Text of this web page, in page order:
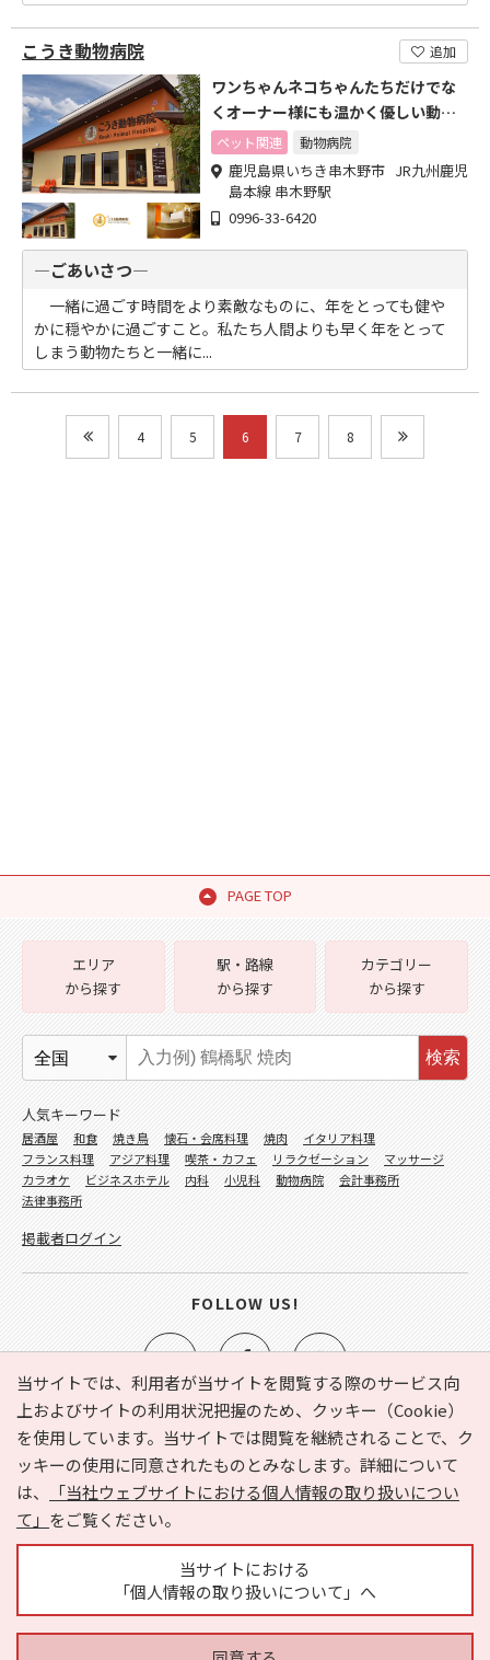
こうき動物病院 追加
ワンちゃんネコちゃんたちだけでな
くオーナー様にも温かく優しい動物
病院
ペット関連 動物病院
鹿児島県いちき串木野市 JR九州鹿児
島本線 串木野駅
0996-33-6420
―ごあいさつ―
一緒に過ごす時間をより素敵なものに、年をとっても健や
かに穏やかに過ごすこと。私たち人間よりも早く年をとって
しまう動物たちと一緒に...
4 5 6 7 8
PAGE TOP
当サイトでは、利用者が当サイトを閲覧する際のサービス向
上およびサイトの利用状況把握のため、クッキー（Cookie）
を使用しています。当サイトでは閲覧を継続されることで、ク
ッキーの使用に同意されたものとみなします。詳細について
は、
「当社ウェブサイトにおける個人情報の取り扱いについ
て」 をご覧ください。
当サイトにおける
「個人情報の取り扱いについて」へ
e-NAVITA（イーナビタ）とは？ お気に入り
ヘルプ
利用規約
個人情報の取り扱いについて
運営会社
サイトマップ
広告掲載に関するお問い合わせ
エリア
から探す
駅・路線
から探す
カテゴリー
から探す
検索
人気キーワード
居酒屋 和食 焼き鳥 懐石・会席料理 焼肉
イタリア料理
フランス料理
アジア料理 喫茶・カフェ リラクゼーション
マッサージ
カラオケ
ビジネスホテル 内科 小児科 動物病院
会計事務所
法律事務所
掲載者ログイン
FOLLOW US!